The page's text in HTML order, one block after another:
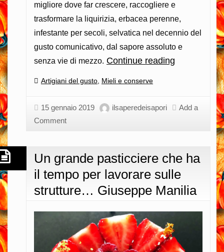
migliore dove far crescere, raccogliere e
trasformare la liquirizia, erbacea perenne,
infestante per secoli, selvatica nel decennio del
gusto comunicativo, dal sapore assoluto e
senza vie di mezzo. Continue reading
leggenda
cospetto
del
Amarelli
Categories:
Artigiani del gusto, Mieli e conserve
15 gennaio 2019 ilsaperedeisapori
Add a
Comment
Un grande pasticciere che ha
il tempo per lavorare sulle
strutture… Giuseppe Manilia